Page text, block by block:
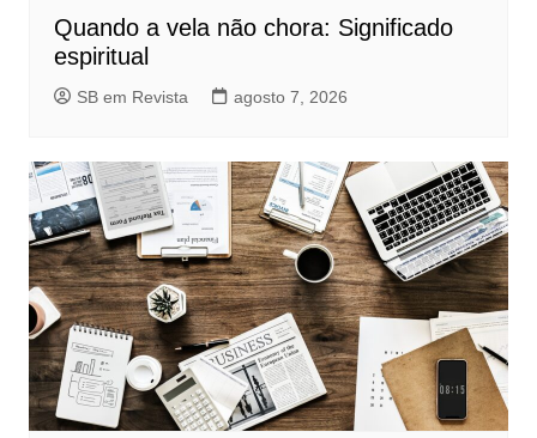
Quando a vela não chora: Significado
espiritual
SB em Revista agosto 7, 2026